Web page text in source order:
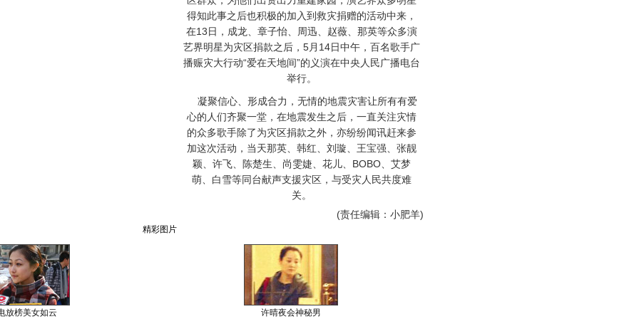
得知此事之后也积极的加入到救灾捐赠的活动中来，
在13日，成龙、章子怡、周迅、赵薇、那英等众多演
艺界明星为灾区捐款之后，5月14日中午，百名歌手广
播赈灾大行动“爱在天地间”的义演在中央人民广播电台
举行。
凝聚信心、形成合力，无情的地震灾害让所有有爱
心的人们齐聚一堂，在地震发生之后，一直关注灾情
的众多歌手除了为灾区捐款之外，亦纷纷闻讯赶来参
加这次活动，当天那英、韩红、刘璇、王宝强、张靓
颖、许飞、陈楚生、尚雯婕、花儿、BOBO、艾梦
萌、白雪等同台献声支援灾区，与受灾人民共度难
关。
(责任编辑：小肥羊)
精彩图片
放榜美女如云 许晴夜会神秘男